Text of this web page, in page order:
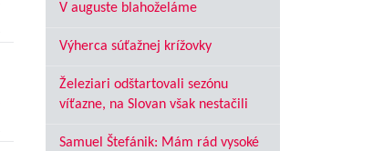
V auguste blahoželáme
Výherca súťažnej krížovky
Železiari odštartovali sezónu
víťazne, na Slovan však nestačili
Samuel Štefánik: Mám rád vysoké